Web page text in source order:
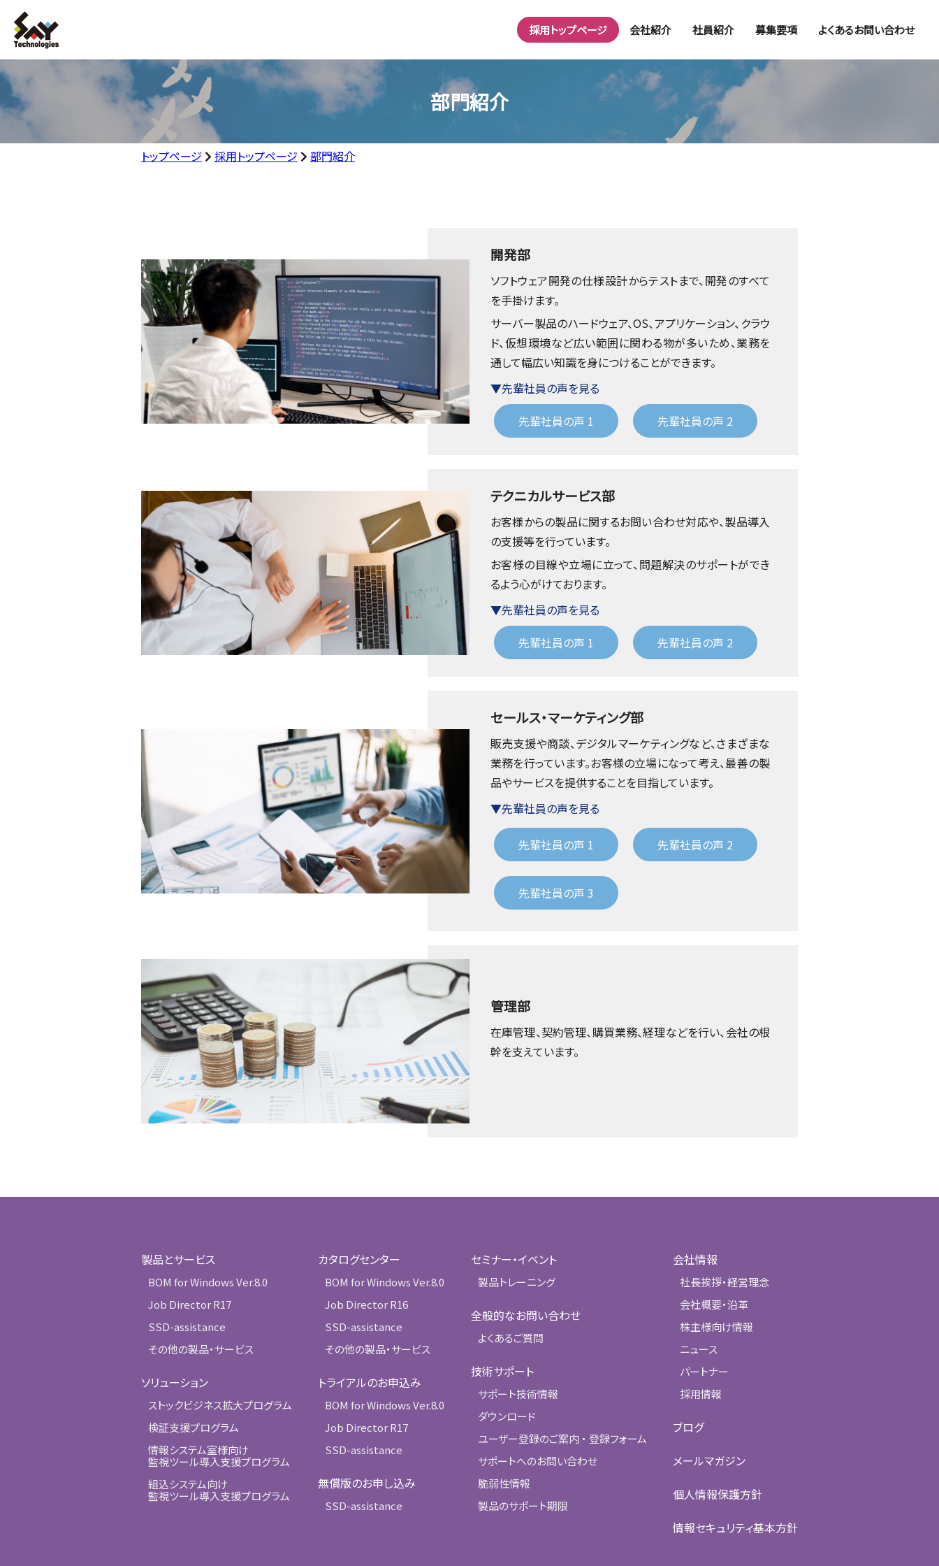
採用トップページ 会社紹介 社員紹介 募集要項 よくあるお問い合わせ
部門紹介
トップページ 採用トップページ 部門紹介
開発部
ソフトウェア開発の仕様設計からテストまで、開発のすべて
を手掛けます。
サーバー製品のハードウェア、OS、アプリケーション、クラウ
ド、仮想環境など広い範囲に関わる物が多いため、業務を
通して幅広い知識を身につけることができます。
▼先輩社員の声を見る
先輩社員の声 1
先輩社員の声 2
テクニカルサービス部
お客様からの製品に関するお問い合わせ対応や、製品導入
の支援等を行っています。
お客様の目線や立場に立って、問題解決のサポートができ
るよう心がけております。
▼先輩社員の声を見る
先輩社員の声 1
先輩社員の声 2
セールス・マーケティング部
販売支援や商談、デジタルマーケティングなど、さまざまな
業務を行っています。お客様の立場になって考え、最善の製
品やサービスを提供することを目指しています。
▼先輩社員の声を見る
先輩社員の声 1 先輩社員の声 2
先輩社員の声 3
管理部
在庫管理、契約管理、購買業務、経理などを行い、会社の根
幹を支えています。
製品とサービス
BOM for Windows Ver.8.0
Job Director R17
SSD-assistance
その他の製品・サービス
ソリューション
ストックビジネス拡大プログラム
検証支援プログラム
情報システム室様向け
監視ツール導入支援プログラム
組込システム向け
監視ツール導入支援プログラム
カタログセンター
BOM for Windows Ver.8.0
Job Director R16
SSD-assistance
その他の製品・サービス
トライアルのお申込み
BOM for Windows Ver.8.0
Job Director R17
SSD-assistance
無償版のお申し込み
SSD-assistance
セミナー・イベント
製品トレーニング
全般的なお問い合わせ
よくあるご質問
技術サポート
サポート技術情報
ダウンロード
ユーザー登録のご案内 ・ 登録フォーム
サポートへのお問い合わせ
脆弱性情報
製品のサポート期限
会社情報
社長挨拶・経営理念
会社概要・沿革
株主様向け情報
ニュース
パートナー
採用情報
ブログ
メールマガジン
個人情報保護方針
情報セキュリティ基本方針